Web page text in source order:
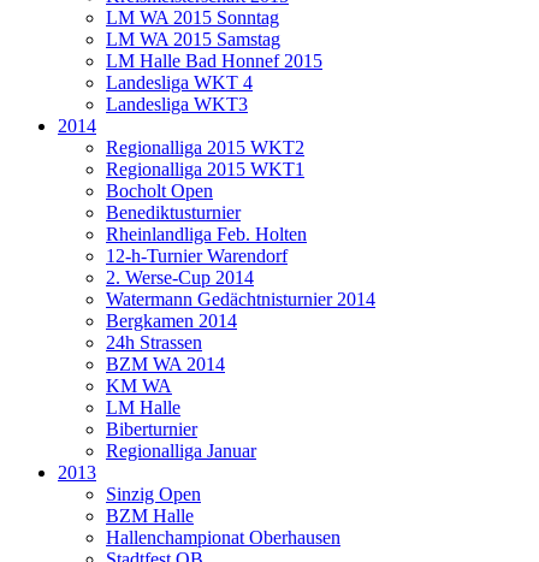
LM WA 2015 Sonntag
LM WA 2015 Samstag
LM Halle Bad Honnef 2015
Landesliga WKT 4
Landesliga WKT3
2014
Regionalliga 2015 WKT2
Regionalliga 2015 WKT1
Bocholt Open
Benediktusturnier
Rheinlandliga Feb. Holten
12-h-Turnier Warendorf
2. Werse-Cup 2014
Watermann Gedächtnisturnier 2014
Bergkamen 2014
24h Strassen
BZM WA 2014
KM WA
LM Halle
Biberturnier
Regionalliga Januar
2013
Sinzig Open
BZM Halle
Hallenchampionat Oberhausen